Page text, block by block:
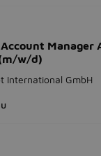
Manager
w/d)
International GmbH